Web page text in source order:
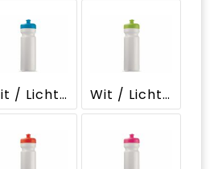
Wit / Lichtblauw Wit / Lichtgroen